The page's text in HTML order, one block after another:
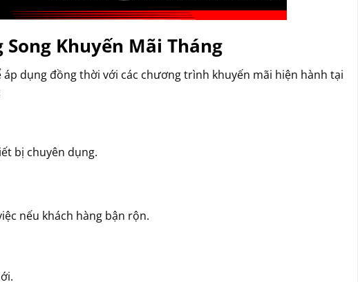
Khuyến Mãi Tháng
áp dụng đồng thời với các chương trình khuyến mãi hiện hành tại
bị chuyên dụng.
nếu khách hàng bận rộn.